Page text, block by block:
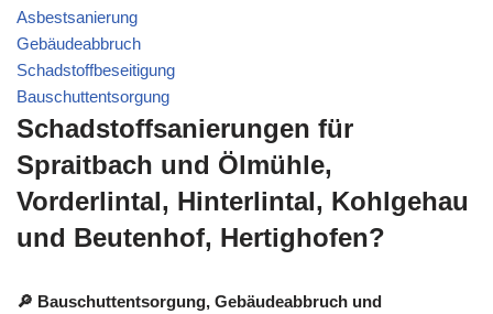
Asbestsanierung
Gebäudeabbruch
Schadstoffbeseitigung
Bauschuttentsorgung
Schadstoffsanierungen für
Spraitbach und Ölmühle,
Vorderlintal, Hinterlintal, Kohlgehau
und Beutenhof, Hertighofen?
🔎 Bauschuttentsorgung, Gebäudeabbruch und